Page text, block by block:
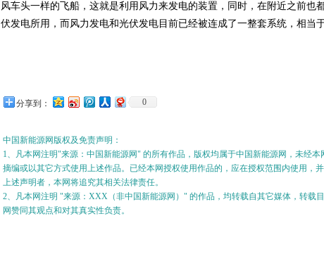
风车头一样的飞船，这就是利用风力来发电的装置，同时，在附近之前也
伏发电所用，而风力发电和光伏发电目前已经被连成了一整套系统，相当
分享到： 0
中国新能源网版权及免责声明：
1、凡本网注明"来源：中国新能源网" 的所有作品，版权均属于中国新能源网，未经本
摘编或以其它方式使用上述作品。已经本网授权使用作品的，应在授权范围内使用，
上述声明者，本网将追究其相关法律责任。
2、凡本网注明 "来源：XXX（非中国新能源网）" 的作品，均转载自其它媒体，转载
网赞同其观点和对其真实性负责。